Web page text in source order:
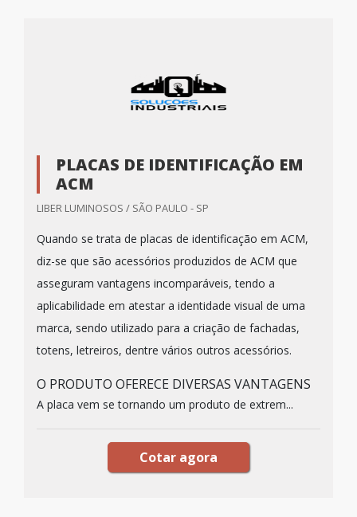
PLACAS DE IDENTIFICAÇÃO EM
ACM
LIBER LUMINOSOS / SÃO PAULO - SP
Quando se trata de placas de identificação em ACM,
diz-se que são acessórios produzidos de ACM que
asseguram vantagens incomparáveis, tendo a
aplicabilidade em atestar a identidade visual de uma
marca, sendo utilizado para a criação de fachadas,
totens, letreiros, dentre vários outros acessórios.
O PRODUTO OFERECE DIVERSAS VANTAGENS
A placa vem se tornando um produto de extrem...
Cotar agora